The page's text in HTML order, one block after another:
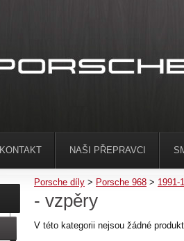
Porsche díly > Porsche 968 > 1991-
- vzpěry
V této kategorii nejsou žádné
KONTAKT NAŠI PŘEPRAVCI